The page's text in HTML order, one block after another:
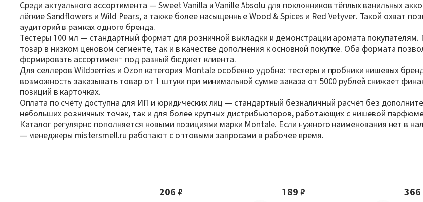
Среди актуального ассортимента — Sweet Vanilla и Vanille Absolu для поклонников тёплых ванильных
лёгкие Sandflowers и Wild Pears, а также более насыщенные Wood & Spices и Red Vetyver. Такой охват
аудиторий в рамках одного бренда.
Тестеры 100 мл — стандартный формат для розничной выкладки и демонстрации аромата
товар в низком ценовом сегменте, так и в качестве дополнения к основной покупке. Оба формата
формировать ассортимент под разный бюджет клиента.
Для селлеров Wildberries и Ozon категория Montale особенно удобна: тестеры и пробники нишевых
возможность заказывать товар от 1 штуки при минимальной сумме заказа от 5000 рублей снижает
позиций в карточках.
Оплата по счёту доступна для ИП и юридических лиц — стандартный безналичный расчёт без
небольших розничных точек, так и для более крупных дистрибьюторов, работающих с нишевой
Каталог регулярно пополняется новыми позициями марки Montale. Если нужного наименования нет в
— менеджеры mistersmell.ru работают с оптовыми запросами в рабочее время.
206 ₽ 189 ₽ 366